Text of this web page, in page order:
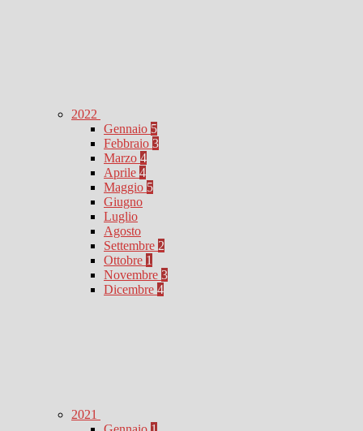
2022
Gennaio 5
Febbraio 3
Marzo 4
Aprile 4
Maggio 5
Giugno
Luglio
Agosto
Settembre 2
Ottobre 1
Novembre 3
Dicembre 4
2021